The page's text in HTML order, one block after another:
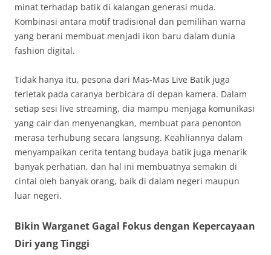
minat terhadap batik di kalangan generasi muda.
Kombinasi antara motif tradisional dan pemilihan warna
yang berani membuat menjadi ikon baru dalam dunia
fashion digital.
Tidak hanya itu, pesona dari Mas-Mas Live Batik juga
terletak pada caranya berbicara di depan kamera. Dalam
setiap sesi live streaming, dia mampu menjaga komunikasi
yang cair dan menyenangkan, membuat para penonton
merasa terhubung secara langsung. Keahliannya dalam
menyampaikan cerita tentang budaya batik juga menarik
banyak perhatian, dan hal ini membuatnya semakin di
cintai oleh banyak orang, baik di dalam negeri maupun
luar negeri.
Bikin Warganet Gagal Fokus dengan Kepercayaan
Diri yang Tinggi